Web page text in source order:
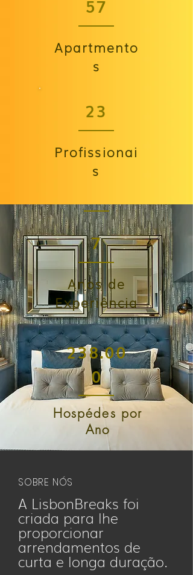
57
Apartmento
s
23
Profissionai
s
7
Anos de
Experiência
238.00
0
Hospédes por
Ano
SOBRE NÓS
A LisbonBreaks foi
criada para lhe
proporcionar
arrendamentos de
curta e longa duração.